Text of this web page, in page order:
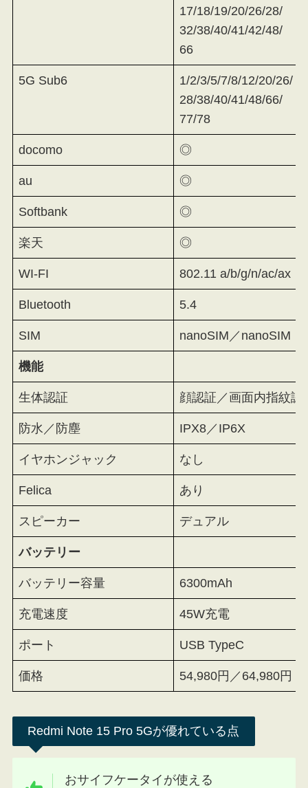
17/18/19/20/26/28/
32/38/40/41/42/48/
66
5G Sub6
1/2/3/5/7/8/12/20/26/
28/38/40/41/48/66/
77/78
docomo ◎
au ◎
Softbank ◎
楽天 ◎
WI-FI 802.11 a/b/g/n/ac/ax
Bluetooth 5.4
SIM nanoSIM／nanoSIM
機能
生体認証 顔認証／画面内指紋認
防水／防塵 IPX8／IP6X
イヤホンジャック なし
Felica あり
スピーカー デュアル
バッテリー
バッテリー容量 6300mAh
充電速度 45W充電
ポート USB TypeC
価格 54,980円／64,980円
Redmi Note 15 Pro 5Gが優れている点
おサイフケータイが使える